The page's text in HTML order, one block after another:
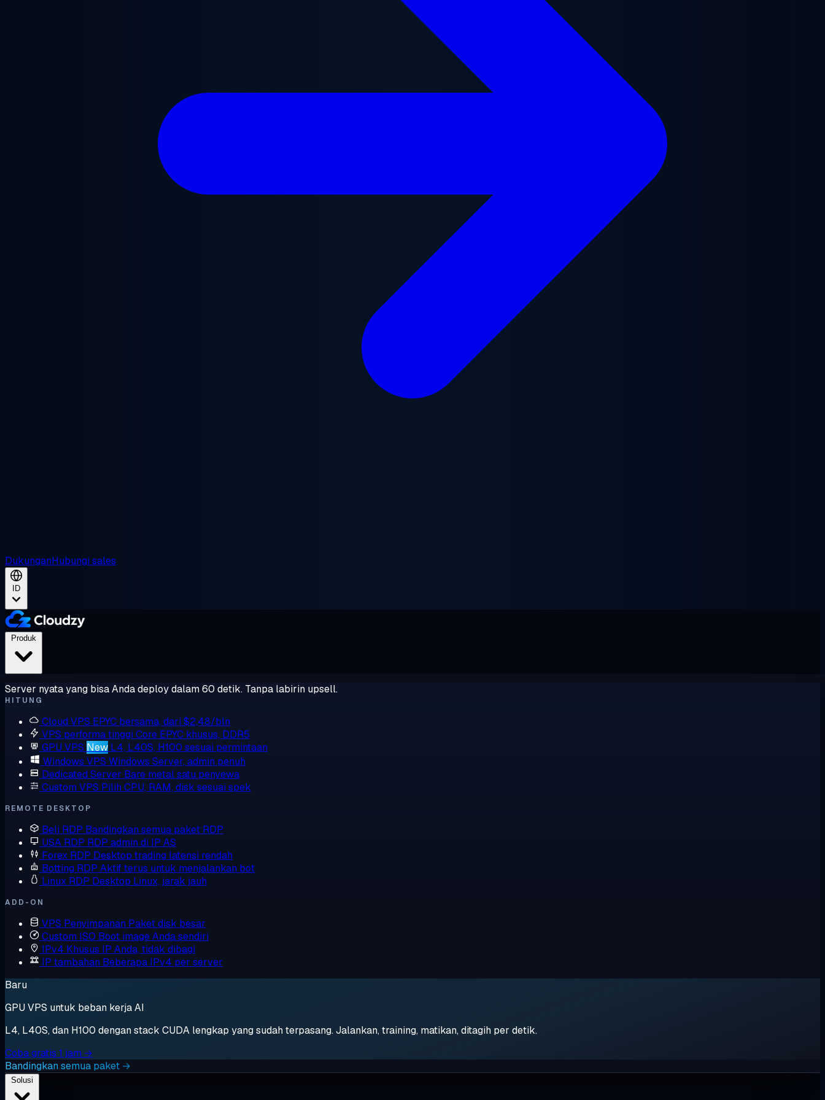
DukunganHubungi sales
ID
Server nyata yang bisa Anda deploy dalam 60 detik. Tanpa labirin upsell.
HITUNG
Cloud VPS EPYC bersama, dari $2,48/bln
VPS performa tinggi Core EPYC khusus, DDR5
GPU VPS New L4, L40S, H100 sesuai permintaan
Windows VPS Windows Server, admin penuh
Dedicated Server Bare metal satu penyewa
Custom VPS Pilih CPU, RAM, disk sesuai spek
REMOTE DESKTOP
Beli RDP Bandingkan semua paket RDP
USA RDP RDP admin di IP AS
Forex RDP Desktop trading latensi rendah
Botting RDP Aktif terus untuk menjalankan bot
Linux RDP Desktop Linux, jarak jauh
ADD-ON
VPS Penyimpanan Paket disk besar
Custom ISO Boot image Anda sendiri
IPv4 Khusus IP Anda, tidak dibagi
IP tambahan Beberapa IPv4 per server
Baru
GPU VPS untuk beban kerja AI
L4, L40S, dan H100 dengan stack CUDA lengkap yang sudah terpasang. Jalankan, training, matikan, ditagih per detik.
Coba gratis 1 jam →
Bandingkan semua paket →